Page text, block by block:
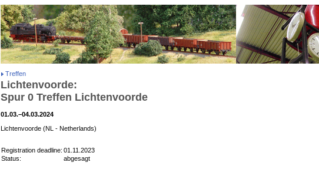
Treffen
Lichtenvoorde:
Spur 0 Treffen Lichtenvoorde
01.03.–04.03.2024
Lichtenvoorde (NL - Netherlands)
Registration deadline: 01.11.2023
Status:
abgesagt